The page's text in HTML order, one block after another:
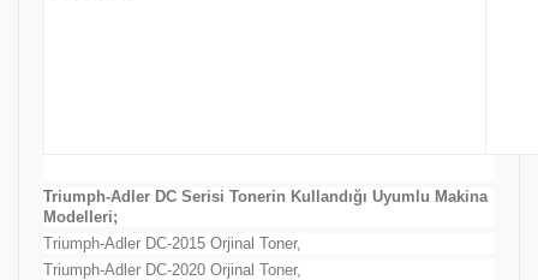
Triumph-Adler DC Serisi Tonerin Kullandığı Uyumlu Makina
Modelleri;
Triumph-Adler DC-2015 Orjinal Toner,
Triumph-Adler DC-2020 Orjinal Toner,